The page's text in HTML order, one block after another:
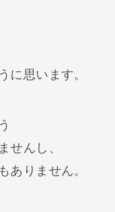
に思います。
せんし、
ありません。